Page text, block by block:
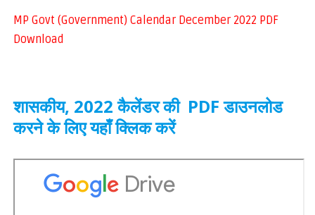
MP Govt (Government) Calendar December 2022 PDF
Download
शासकीय, 2022 कैलेंडर की PDF डाउनलोड
करने के लिए यहाँ क्लिक करें